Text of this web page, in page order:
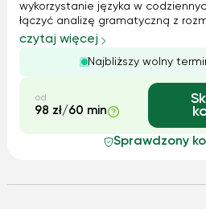
wykorzystanie języka w
łączyć analizę gramatyczną z
zyskiwali swobodę mówienia, a
zasady, które stoją za
staram się dostosować tempo...
czytaj więcej
Najbliższy wolny
od
98 zł/60 min
Sprawdzony